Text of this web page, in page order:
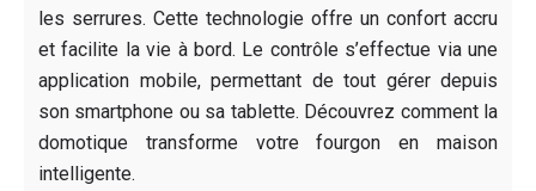
les serrures. Cette technologie offre un confort accru
et facilite la vie à bord. Le contrôle s’effectue via une
application mobile, permettant de tout gérer depuis
son smartphone ou sa tablette. Découvrez comment la
domotique transforme votre fourgon en maison
intelligente.